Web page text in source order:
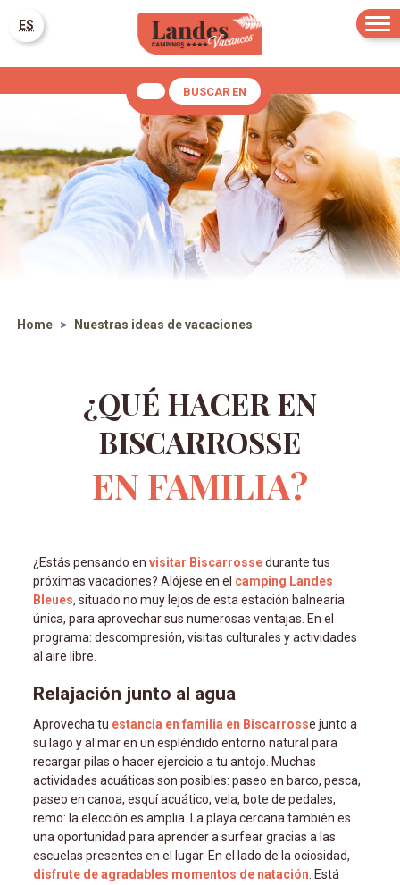
ES
BUSCAR EN
Home Nuestras ideas de vacaciones
¿QUÉ HACER EN
BISCARROSSE
EN FAMILIA?
¿Estás pensando envisitar Biscarrossedurante tus
próximas vacaciones? Alójese en el camping Landes
Bleues, situado no muy lejos de esta estación balnearia
única, para aprovechar sus numerosas ventajas. En el
programa: descompresión, visitas culturales y actividades
al aire libre.
Relajación junto al agua
Aprovecha tu estancia en familia en Biscarrosse junto a
su lago y al mar en un espléndido entorno natural para
recargar pilas o hacer ejercicio a tu antojo. Muchas
actividades acuáticas son posibles: paseo en barco, pesca,
paseo en canoa, esquí acuático, vela, bote de pedales,
remo: la elección es amplia. La playa cercana también es
una oportunidad para aprender a surfear gracias a las
escuelas presentes en el lugar. En el lado de la ociosidad,
disfrute de agradables momentos de natación. Est